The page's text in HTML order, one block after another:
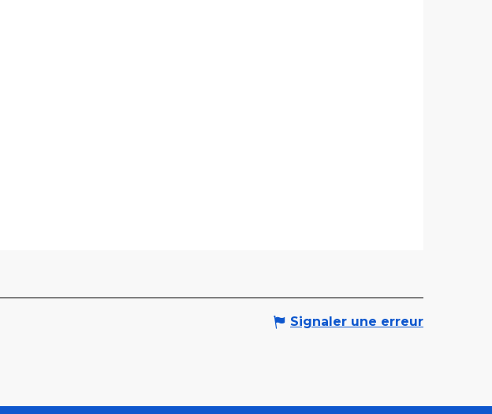
Signaler une erreur